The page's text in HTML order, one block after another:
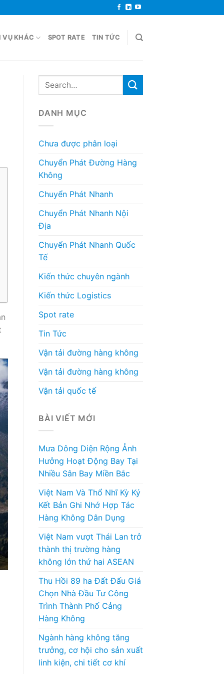
VỤ KHÁC SPOT RATE TIN TỨC
DANH MỤC
Chưa được phân loại
Chuyển Phát Đường Hàng
Không
Chuyển Phát Nhanh
Chuyển Phát Nhanh Nội
Địa
Chuyển Phát Nhanh Quốc
Tế
Kiến thức chuyên ngành
Kiến thức Logistics
Spot rate
Tin Tức
Vận tải đường hàng không
Vận tải đường hàng không
Vận tải quốc tế
BÀI VIẾT MỚI
Mưa Dông Diện Rộng Ảnh
Hưởng Hoạt Động Bay Tại
Nhiều Sân Bay Miền Bắc
Việt Nam Và Thổ Nhĩ Kỳ Ký
Kết Bản Ghi Nhớ Hợp Tác
Hàng Không Dân Dụng
Việt Nam vượt Thái Lan trở
thành thị trường hàng
không lớn thứ hai ASEAN
Thu Hồi 89 ha Đất Đấu Giá
Chọn Nhà Đầu Tư Công
Trình Thành Phố Cảng
Hàng Không
Ngành hàng không tăng
trưởng, cơ hội cho sản xuất
linh kiện, chi tiết cơ khí